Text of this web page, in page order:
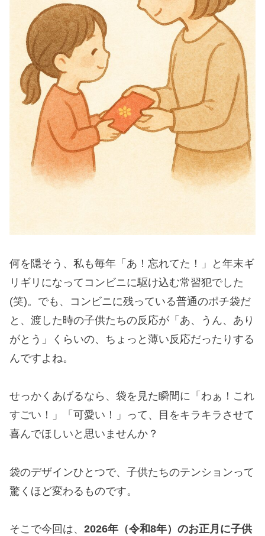
何を隠そう、私も毎年「あ！忘れてた！」と年末ギ
リギリになってコンビニに駆け込む常習犯でした
(笑)。でも、コンビニに残っている普通のポチ袋だ
と、渡した時の子供たちの反応が「あ、うん、あり
がとう」くらいの、ちょっと薄い反応だったりする
んですよね。
せっかくあげるなら、袋を見た瞬間に「わぁ！これ
すごい！」「可愛い！」って、目をキラキラさせて
喜んでほしいと思いませんか？
袋のデザインひとつで、子供たちのテンションって
驚くほど変わるものです。
そこで今回は、 2026年（令和8年）のお正月に子供